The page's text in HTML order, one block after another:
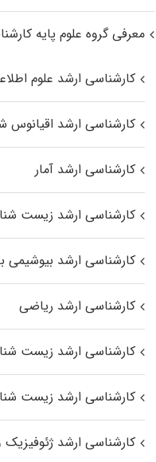
معرفی گروه علوم پایه
کارشناسی ارشد علوم
کارشناسی ارشد اقیانوس‌
کارشناسی ارشد آمار
کارشناسی ارشد زیست
کارشناسی ارشد بیوشیمی
کارشناسی ارشد ریاضی
کارشناسی ارشد زیست‌
کارشناسی ارشد زیست‌
کارشناسی ارشد